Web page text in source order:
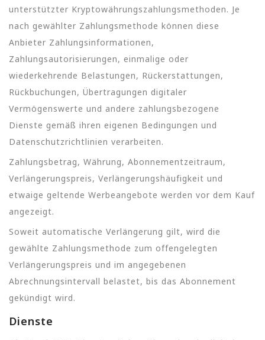
unterstützter Kryptowährungszahlungsmethoden. Je
nach gewählter Zahlungsmethode können diese
Anbieter Zahlungsinformationen,
Zahlungsautorisierungen, einmalige oder
wiederkehrende Belastungen, Rückerstattungen,
Rückbuchungen, Übertragungen digitaler
Vermögenswerte und andere zahlungsbezogene
Dienste gemäß ihren eigenen Bedingungen und
Datenschutzrichtlinien verarbeiten.
Zahlungsbetrag, Währung, Abonnementzeitraum,
Verlängerungspreis, Verlängerungshäufigkeit und
etwaige geltende Werbeangebote werden vor dem Kauf
angezeigt.
Soweit automatische Verlängerung gilt, wird die
gewählte Zahlungsmethode zum offengelegten
Verlängerungspreis und im angegebenen
Abrechnungsintervall belastet, bis das Abonnement
gekündigt wird.
Dienste